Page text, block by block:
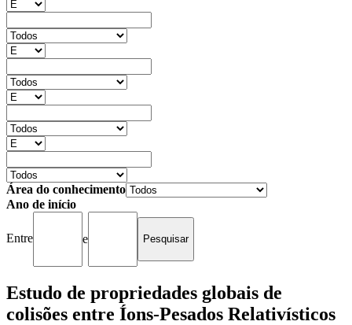
Área do conhecimento
Ano de início
Entre e
Estudo de propriedades globais de
colisões entre Íons-Pesados Relativísticos